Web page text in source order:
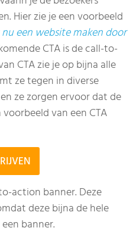
Hier zie je een voorbeeld
een website maken door
CTA is de call-to-
CTA zie je op bijna alle
ze tegen in diverse
ze zorgen ervoor dat de
van een CTA
action banner. Deze
deze bijna de hele
banner.